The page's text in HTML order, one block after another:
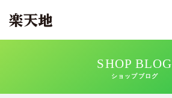
SHOP BLOG
ショップブログ